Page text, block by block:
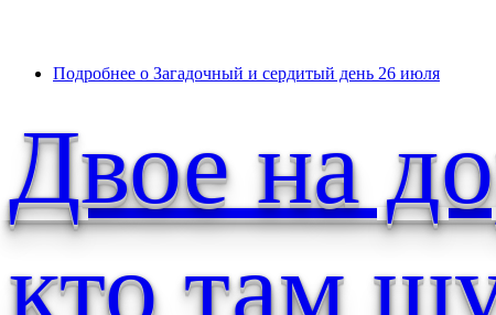
Подробнее о Загадочный и сердитый день 26 июля
Двое на
кто там